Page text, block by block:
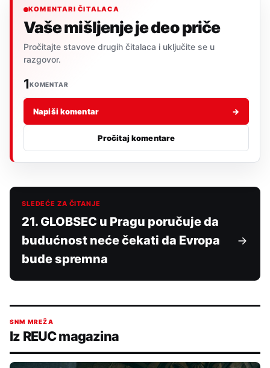
KOMENTARI ČITALACA
Vaše mišljenje je deo priče
Pročitajte stavove drugih čitalaca i uključite se u
razgovor.
1KOMENTAR
Napiši komentar →
Pročitaj komentare
SLEDEĆE ZA ČITANJE
21. GLOBSEC u Pragu poručuje da
budućnost neće čekati da Evropa
bude spremna
SNM MREŽA
Iz REUC magazina